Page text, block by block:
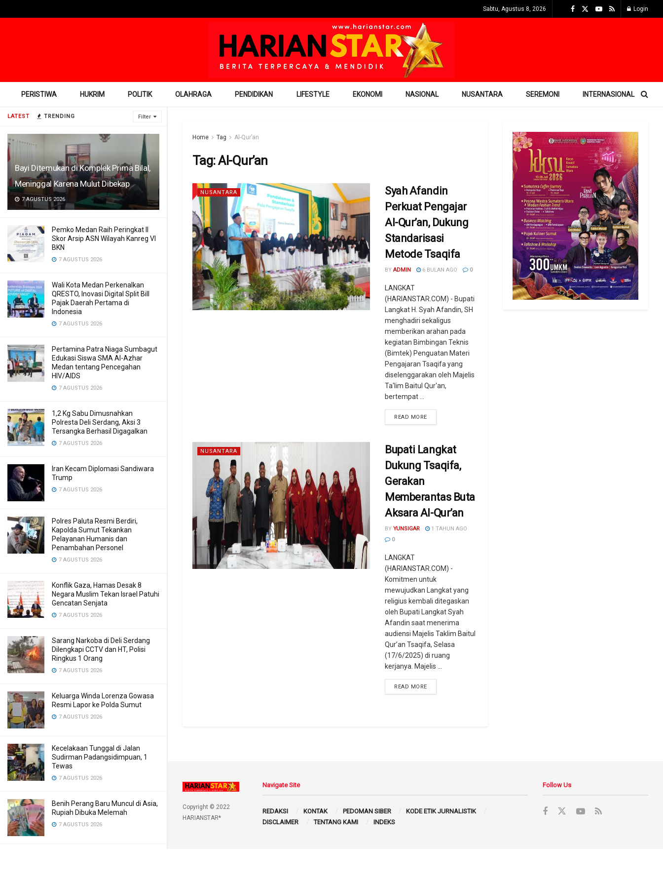
LATEST TRENDING Filter
Bayi Ditemukan di Komplek Prima Bilal,
Meninggal Karena Mulut Dibekap
7 AGUSTUS 2026
Pemko Medan Raih Peringkat II
Skor Arsip ASN Wilayah Kanreg VI
BKN
7 AGUSTUS 2026
Wali Kota Medan Perkenalkan
QRESTO, Inovasi Digital Split Bill
Pajak Daerah Pertama di
Indonesia
7 AGUSTUS 2026
Pertamina Patra Niaga Sumbagut
Edukasi Siswa SMA Al-Azhar
Medan tentang Pencegahan
HIV/AIDS
7 AGUSTUS 2026
1,2 Kg Sabu Dimusnahkan
Polresta Deli Serdang, Aksi 3
Tersangka Berhasil Digagalkan
7 AGUSTUS 2026
Iran Kecam Diplomasi Sandiwara
Trump
7 AGUSTUS 2026
Polres Paluta Resmi Berdiri,
Kapolda Sumut Tekankan
Pelayanan Humanis dan
Penambahan Personel
7 AGUSTUS 2026
Konflik Gaza, Hamas Desak 8
Negara Muslim Tekan Israel Patuhi
Gencatan Senjata
7 AGUSTUS 2026
Sarang Narkoba di Deli Serdang
Dilengkapi CCTV dan HT, Polisi
Ringkus 1 Orang
7 AGUSTUS 2026
Keluarga Winda Lorenza Gowasa
Resmi Lapor ke Polda Sumut
7 AGUSTUS 2026
Kecelakaan Tunggal di Jalan
Sudirman Padangsidimpuan, 1
Tewas
7 AGUSTUS 2026
Benih Perang Baru Muncul di Asia,
Rupiah Dibuka Melemah
7 AGUSTUS 2026
Sabtu, Agustus 8, 2026 Login
PERISTIWA HUKRIM POLITIK OLAHRAGA PENDIDIKAN LIFESTYLE EKONOMI NASIONAL NUSANTARA SEREMONI INTERNASIONAL
Home Tag Al-Qur’an
Tag:Al-Qur’an
NUSANTARA
Syah Afandin
Perkuat Pengajar
Al-Qur’an, Dukung
Standarisasi
Metode Tsaqifa
BY ADMIN 6 BULAN AGO 0
LANGKAT
(HARIANSTAR.COM) - Bupati
Langkat H. Syah Afandin, SH
menghadiri sekaligus
memberikan arahan pada
kegiatan Bimbingan Teknis
(Bimtek) Penguatan Materi
Pengajaran Tsaqifa yang
diselenggarakan oleh Majelis
Ta'lim Baitul Qur'an,
bertempat ...
READ MORE
NUSANTARA
Bupati Langkat
Dukung Tsaqifa,
Gerakan
Memberantas Buta
Aksara Al-Qur’an
BY YUNSIGAR
1 TAHUN AGO
0
LANGKAT
(HARIANSTAR.COM) -
Komitmen untuk
mewujudkan Langkat yang
religius kembali ditegaskan
oleh Bupati Langkat Syah
Afandin saat menerima
audiensi Majelis Taklim Baitul
Qur’an Tsaqifa, Selasa
(17/6/2025) di ruang
kerjanya. Majelis ...
READ MORE
Copyright © 2022
HARIANSTAR*
Navigate Site
REDAKSI KONTAK PEDOMAN SIBER
KODE ETIK JURNALISTIK
DISCLAIMER
TENTANG KAMI INDEKS
Follow Us